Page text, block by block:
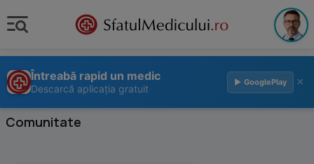
Întreabă rapid un medic
Descarcă aplicația gratuit
▶ GooglePlay ×
Comunitate